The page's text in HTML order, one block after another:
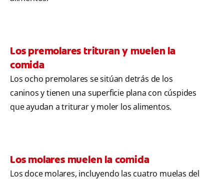
Los premolares trituran y muelen la
comida
Los ocho premolares se sitúan detrás de los
caninos y tienen una superficie plana con cúspides
que ayudan a triturar y moler los alimentos.
Los molares muelen la comida
Los doce molares, incluyendo las cuatro muelas del